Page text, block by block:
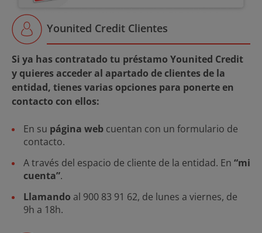
Younited Credit Clientes
Si ya has contratado tu préstamo Younited Credit
y quieres acceder al apartado de clientes de la
entidad, tienes varias opciones para ponerte en
contacto con ellos:
En su página web cuentan con un formulario de
contacto.
A través del espacio de cliente de la entidad. En “mi
cuenta”.
Llamando al 900 83 91 62, de lunes a viernes, de
9h a 18h.